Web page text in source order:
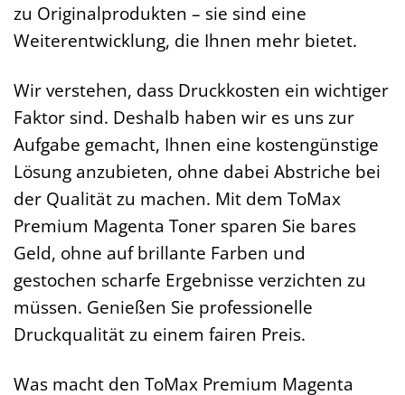
zu Originalprodukten – sie sind eine
Weiterentwicklung, die Ihnen mehr bietet.
Wir verstehen, dass Druckkosten ein wichtiger
Faktor sind. Deshalb haben wir es uns zur
Aufgabe gemacht, Ihnen eine kostengünstige
Lösung anzubieten, ohne dabei Abstriche bei
der Qualität zu machen. Mit dem ToMax
Premium Magenta Toner sparen Sie bares
Geld, ohne auf brillante Farben und
gestochen scharfe Ergebnisse verzichten zu
müssen. Genießen Sie professionelle
Druckqualität zu einem fairen Preis.
Was macht den ToMax Premium Magenta